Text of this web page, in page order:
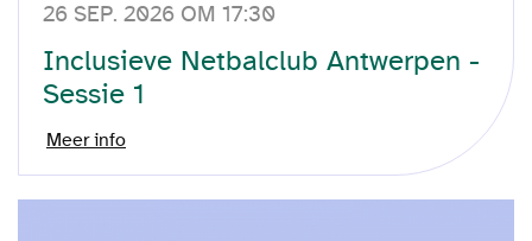
26 SEP. 2026 OM 17:30
Inclusieve Netbalclub Antwerpen -
Sessie 1
Meer info